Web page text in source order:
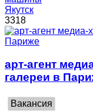
Якутск
3318
арт-агент
галереи в
Вакансия